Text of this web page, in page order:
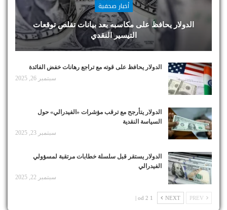
أخبار صحفية
الدولار يحافظ على مكاسبه بعد بيانات تقلص توقعات
التيسير النقدي
الدولار يحافظ على قوته مع تراجع رهانات خفض الفائدة
سبتمبر 26, 2025
الدولار يتأرجح مع ترقب مؤشرات «الفيدرالي» حول
السياسة النقدية
سبتمبر 23, 2025
الدولار يستقر قبل سلسلة خطابات مرتقبة لمسؤولي
الفيدرالي
سبتمبر 22, 2025
NEXT
1 od 2 |